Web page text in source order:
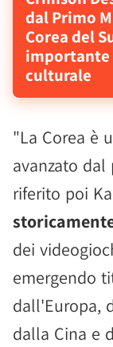
dal Primo
Corea del
importante
culturale
"La Corea è
avanzato
riferito poi
dei
emergendo
dall'Europa,
dalla Cina e